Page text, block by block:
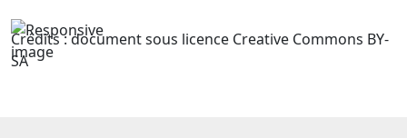
Crédits : document sous licence Creative Commons BY-
SA